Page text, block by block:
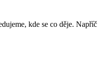
kde se co děje.